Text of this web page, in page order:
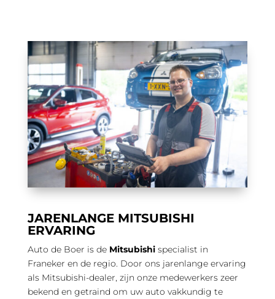
JARENLANGE MITSUBISHI
ERVARING
Auto de Boer is de Mitsubishispecialist in
Franeker en de regio. Door ons jarenlange ervaring
als Mitsubishi-dealer, zijn onze medewerkers zeer
bekend en getraind om uw auto vakkundig te